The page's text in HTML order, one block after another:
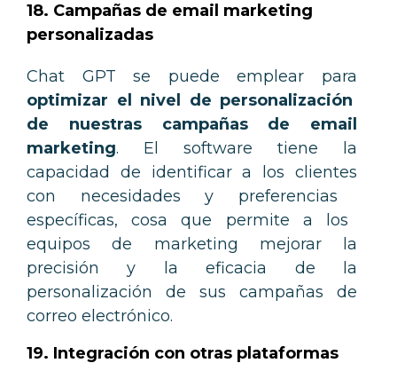
18. Campañas de email marketing
personalizadas
Chat GPT se puede emplear para
optimizar el nivel de personalización
de nuestras campañas de email
marketing. El software tiene la
capacidad de identificara los clientes
con necesidades y preferencias
específicas, cosa que permite a los
equipos de marketing mejorar la
precisión y la eficacia de la
personalización de sus campañas de
correo electrónico.
19. Integración con otras plataformas